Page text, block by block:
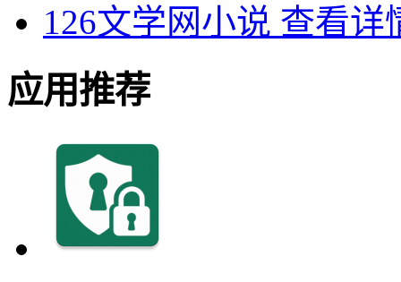
126文学网小说 查看详
应用推荐